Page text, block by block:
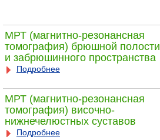
МРТ (магнитно-резонансная
томография) брюшной полости
и забрюшинного пространства
Подробнее
МРТ (магнитно-резонансная
томография) височно-
нижнечелюстных суставов
Подробнее